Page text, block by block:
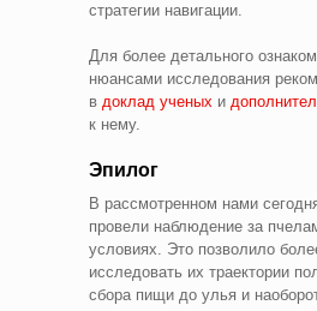
стратегии навигации.
Для более детального
нюансами исследования
в доклад ученых и
к нему.
Эпилог
В рассмотренном нами
провели наблюдение за
условиях. Это позволило
исследовать их траектории
сбора пищи до улья и